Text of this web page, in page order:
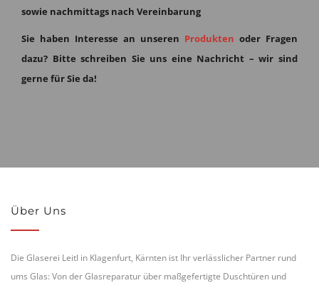
sowie nachmittags nach Vereinbarung
Sie haben Interesse an unseren Produkten oder Fragen
dazu? Bitte schreiben Sie uns eine Nachricht – wir sind
gerne für Sie da!
Über Uns
Die Glaserei Leitl in Klagenfurt, Kärnten ist Ihr verlässlicher Partner rund
ums Glas: Von der Glasreparatur über maßgefertigte Duschtüren und